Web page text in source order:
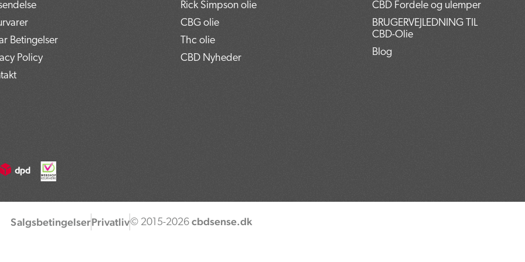
Betingelser
Policy
Rick Simpson olie
CBG olie
Thc olie
CBD Nyheder
CBD Fordele og ulemper
BRUGERVEJLEDNING TIL
CBD-Olie
Blog
Salgsbetingelser Privatliv © 2015-2026 cbdsense.dk